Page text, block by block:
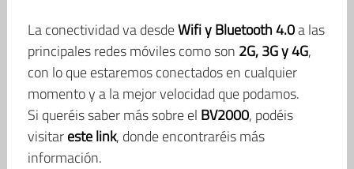
La conectividad va desdeWifi y Bluetooth 4.0a las
principales redes móviles como son 2G, 3G y 4G,
con lo que estaremos conectados en cualquier
momento y a la mejor velocidad que podamos.
Si queréis saber más sobre el BV2000, podéis
visitareste link, donde encontraréis más
información.